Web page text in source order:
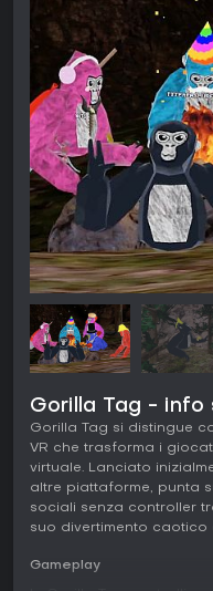
Gorilla Tag - info
Gorilla Tag si distingue
VR che trasforma i
virtuale. Lanciato
altre piattaforme, punta
sociali senza controller
suo divertimento caotico
Gameplay